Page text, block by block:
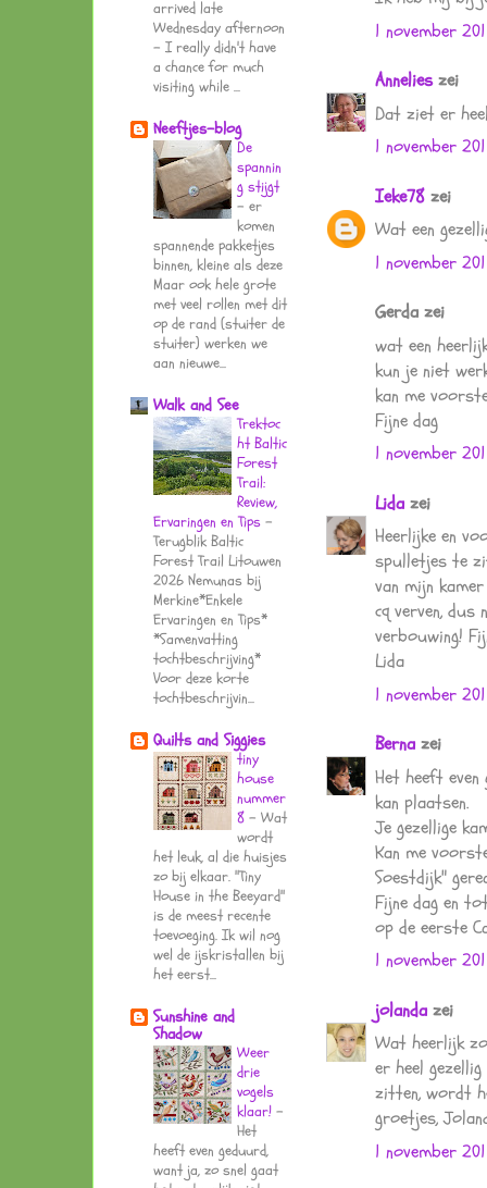
1 november
Annelieszei
Dat ziet er
1 november
Ieke78 zei
Wat een
1 november
Gerda zei
wat een
kun je niet
kan me
Fijne dag
1 november
Lida zei
Heerlijke en
spulletjes te
van mijn
cq verven, dus
verbouwing!
Lida
1 november
Berna zei
Het heeft
kan plaatsen.
Je gezellige
Kan me
Soestdijk"
Fijne dag en
op de eerste
1 november
jolanda zei
Wat heerlijk
er heel
zitten, wordt
groetjes,
1 november
arrived late
Wednesday afternoon
- I really didn't have
a chance for much
visiting while ...
Neeftjes-blog
De
spannin
g stijgt
- er
komen
spannende pakketjes
binnen, kleine als deze
Maar ook hele grote
met veel rollen met dit
op de rand (stuiter de
stuiter) werken we
aan nieuwe...
Walk and See
Trektoc
ht Baltic
Forest
Trail:
Review,
Ervaringen en Tips -
Terugblik Baltic
Forest Trail Litouwen
2026 Nemunas bij
Merkine*Enkele
Ervaringen en Tips*
*Samenvatting
tochtbeschrijving*
Voor deze korte
tochtbeschrijvin...
Quilts and Siggies
tiny
house
nummer
8 - Wat
wordt
het leuk, al die huisjes
zo bij elkaar. "Tiny
House in the Beeyard"
is de meest recente
toevoeging. Ik wil nog
wel de ijskristallen bij
het eerst...
Sunshine and
Shadow
Weer
drie
vogels
klaar! -
Het
heeft even geduurd,
want ja, zo snel gaat